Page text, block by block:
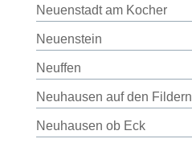
Neuenstadt am Kocher
Neuenstein
Neuffen
Neuhausen auf den Fildern
Neuhausen ob Eck